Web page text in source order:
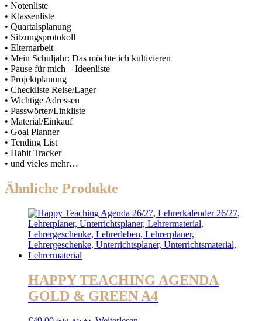
• Notenliste
• Klassenliste
• Quartalsplanung
• Sitzungsprotokoll
• Elternarbeit
• Mein Schuljahr: Das möchte ich kultivieren
• Pause für mich – Ideenliste
• Projektplanung
• Checkliste Reise/Lager
• Wichtige Adressen
• Passwörter/Linkliste
• Material/Einkauf
• Goal Planner
• Tending List
• Habit Tracker
• und vieles mehr…
Ähnliche Produkte
HAPPY TEACHING AGENDA
GOLD & GREEN A4